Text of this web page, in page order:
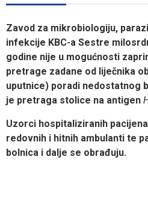
Zavod za mikrobiologiju,
infekcije KBC-a Sestre
godine nije u mogućnosti
pretrage zadane od liječnika
uputnice) poradi nedostatnog
je pretraga stolice na antigen
Uzorci hospitaliziranih
redovnih i hitnih ambulanti te
bolnica i dalje se obrađuju.